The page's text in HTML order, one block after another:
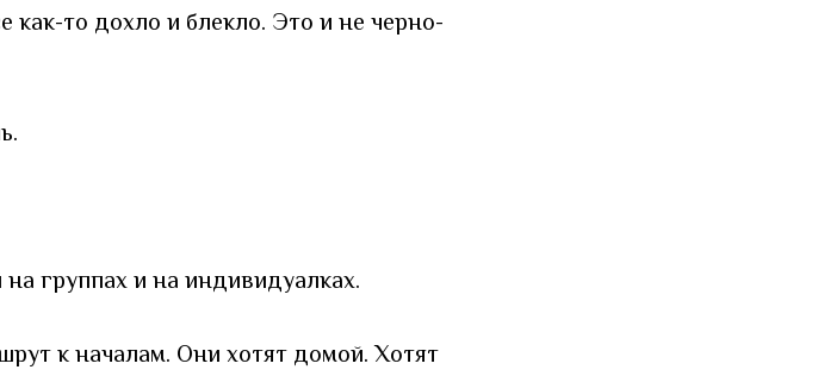
то дохло и блекло. Это и не черно-
группах и на индивидуалках.
к началам. Они хотят домой. Хотят